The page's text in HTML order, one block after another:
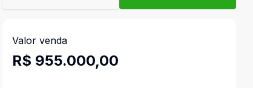
Valor venda
R$ 955.000,00